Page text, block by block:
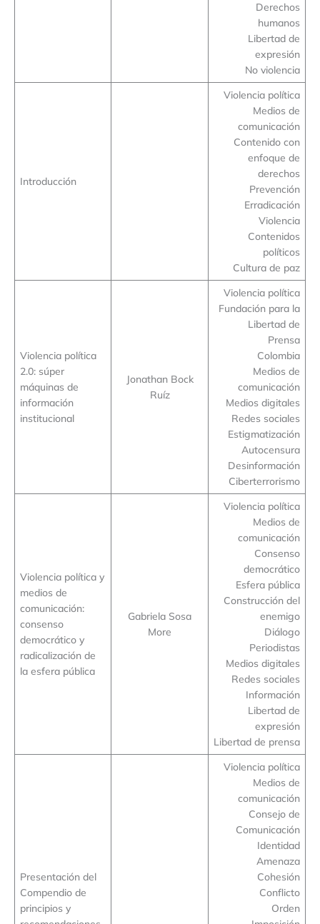
Derechos
humanos
Libertad de
expresión
No violencia
Introducción
Violencia política
Medios de
comunicación
Contenido con
enfoque de
derechos
Prevención
Erradicación
Violencia
Contenidos
políticos
Cultura de paz
Violencia política
2.0: súper
máquinas de
información
institucional
Jonathan Bock
Ruíz
Violencia política
Fundación para la
Libertad de
Prensa
Colombia
Medios de
comunicación
Medios digitales
Redes sociales
Estigmatización
Autocensura
Desinformación
Ciberterrorismo
Violencia política y
medios de
comunicación:
consenso
democrático y
radicalización de
la esfera pública
Gabriela Sosa
More
Violencia política
Medios de
comunicación
Consenso
democrático
Esfera pública
Construcción del
enemigo
Diálogo
Periodistas
Medios digitales
Redes sociales
Información
Libertad de
expresión
Libertad de prensa
Presentación del
Compendio de
principios y
Violencia política
Medios de
comunicación
Consejo de
Comunicación
Identidad
Amenaza
Cohesión
Conflicto
Orden